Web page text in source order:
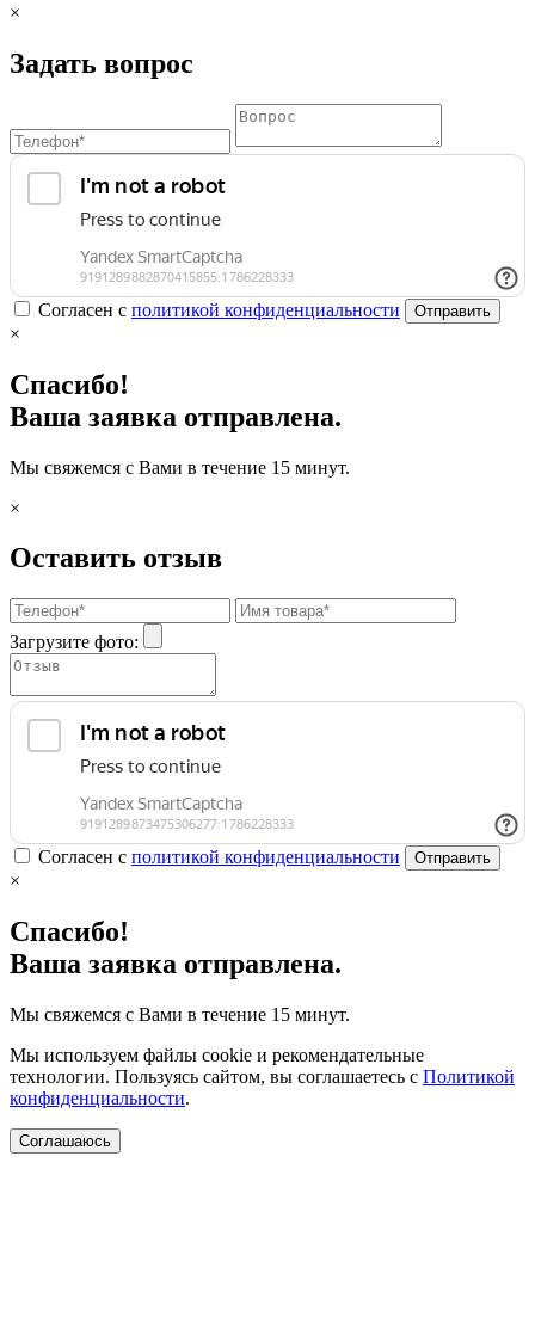
×
Задать вопрос
Согласен с политикой конфиденциальности Отправить
×
Спасибо!
Ваша заявка отправлена.
Мы свяжемся с Вами в течение 15 минут.
×
Оставить отзыв
Загрузите фото:
Согласен с политикой конфиденциальности Отправить
×
Спасибо!
Ваша заявка отправлена.
Мы свяжемся с Вами в течение 15 минут.
Мы используем файлы cookie и рекомендательные
технологии. Пользуясь сайтом, вы соглашаетесь с Политикой
конфиденциальности.
Соглашаюсь